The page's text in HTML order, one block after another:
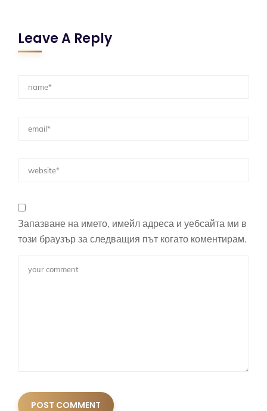
Leave A Reply
Запазване на името, имейл адреса и уебсайта ми в
този браузър за следващия път когато коментирам.